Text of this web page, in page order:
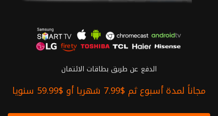
الدفع عن طريق بطاقات الائتمان
مجاناً لمدة أسبوع ثم $7.99 شهريا أو $59.99 سنويا